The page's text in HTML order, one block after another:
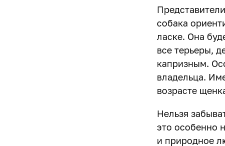
собака
ласке. Она
все терьеры,
капризным.
владельца.
возрасте
Нельзя
это особенно
и природное